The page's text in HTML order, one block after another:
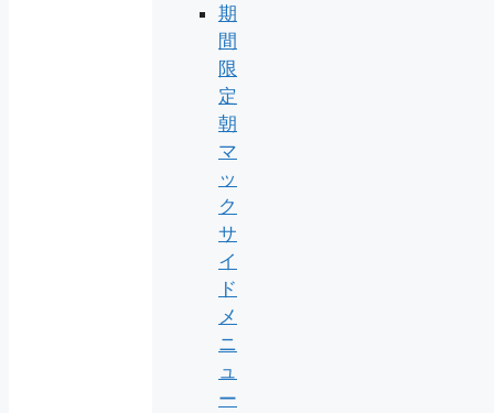
期
間
限
定
朝
マ
ッ
ク
サ
イ
ド
メ
ニ
ュ
ー